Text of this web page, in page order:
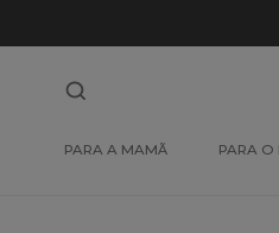
PARA A MAMÃ PARA O